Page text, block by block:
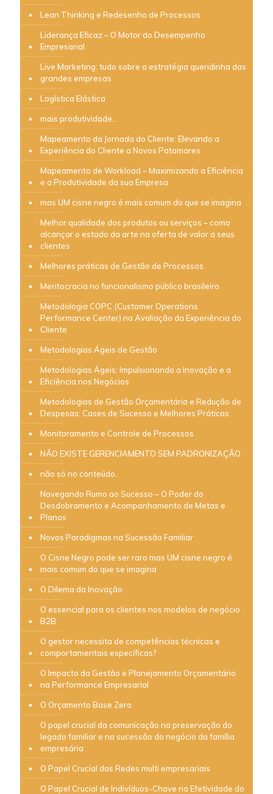
Lean Thinking e Redesenho de Processos
Liderança Eficaz – O Motor do Desempenho
Empresarial
Live Marketing: tudo sobre a estratégia queridinha das
grandes empresas
Logística Elástica
mais produtividade…
Mapeamento da Jornada do Cliente: Elevando a
Experiência do Cliente a Novos Patamares
Mapeamento de Workload – Maximizando a Eficiência
e a Produtividade da sua Empresa
mas UM cisne negro é mais comum do que se imagina
Melhor qualidade dos produtos ou serviços – como
alcançar o estado da arte na oferta de valor a seus
clientes
Melhores práticas de Gestão de Processos
Meritocracia no funcionalismo público brasileiro
Metodologia COPC (Customer Operations
Performance Center) na Avaliação da Experiência do
Cliente
Metodologias Ágeis de Gestão
Metodologias Ágeis: Impulsionando a Inovação e a
Eficiência nos Negócios
Metodologias de Gestão Orçamentária e Redução de
Despesas: Cases de Sucesso e Melhores Práticas
Monitoramento e Controle de Processos
NÃO EXISTE GERENCIAMENTO SEM PADRONIZAÇÃO
não só no conteúdo.
Navegando Rumo ao Sucesso – O Poder do
Desdobramento e Acompanhamento de Metas e
Planos
Novos Paradigmas na Sucessão Familiar
O Cisne Negro pode ser raro mas UM cisne negro é
mais comum do que se imagina
O Dilema da Inovação
O essencial para os clientes nos modelos de negócio
B2B
O gestor necessita de competências técnicas e
comportamentais específicas?
O Impacto da Gestão e Planejamento Orçamentário
na Performance Empresarial
O Orçamento Base Zero
O papel crucial da comunicação na preservação do
legado familiar e na sucessão do negócio da família
empresária
O Papel Crucial das Redes multi empresariais
O Papel Crucial de Indivíduos-Chave na Efetividade do